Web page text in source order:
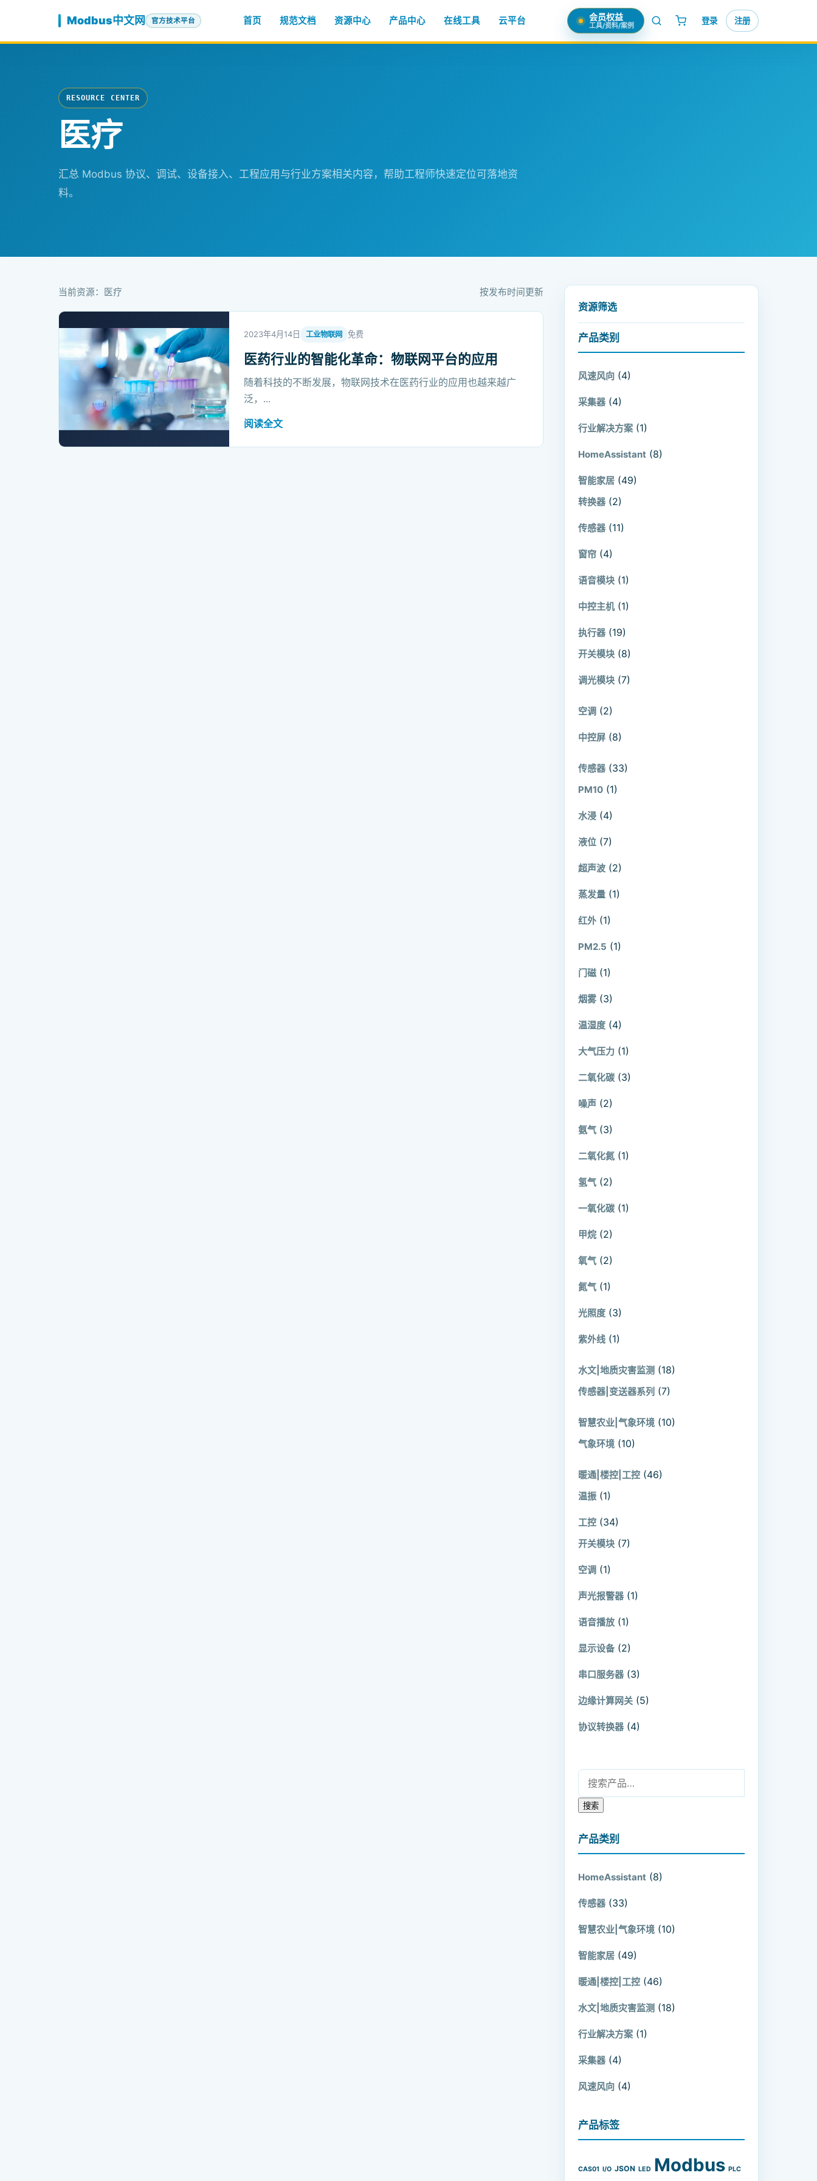
Modbus中文网 官方技术平台 首页 规范文档 资源中心 产品中心 在线工具 云平台 会员权益
工具/资料/案例 登录 注册
RESOURCE CENTER
医疗
汇总 Modbus 协议、调试、设备接入、工程应用与行业方案相关内容，帮助工程师快速定位可落地资
料。
当前资源：医疗 按发布时间更新
2023年4月14日 工业物联网 免费
医药行业的智能化革命：物联网平台的应用
随着科技的不断发展，物联网技术在医药行业的应用也越来越广
泛，...
阅读全文
资源筛选
产品类别
风速风向 (4)
采集器 (4)
行业解决方案 (1)
HomeAssistant (8)
智能家居 (49)
转换器 (2)
传感器 (11)
窗帘 (4)
语音模块 (1)
中控主机 (1)
执行器 (19)
开关模块 (8)
调光模块 (7)
空调 (2)
中控屏 (8)
传感器 (33)
PM10 (1)
水浸 (4)
液位 (7)
超声波 (2)
蒸发量 (1)
红外 (1)
PM2.5 (1)
门磁 (1)
烟雾 (3)
温湿度 (4)
大气压力 (1)
二氧化碳 (3)
噪声 (2)
氨气 (3)
二氧化氮 (1)
氢气 (2)
一氧化碳 (1)
甲烷 (2)
氧气 (2)
氮气 (1)
光照度 (3)
紫外线 (1)
水文|地质灾害监测 (18)
传感器|变送器系列 (7)
智慧农业|气象环境 (10)
气象环境 (10)
暖通|楼控|工控 (46)
温振 (1)
工控 (34)
开关模块 (7)
空调 (1)
声光报警器 (1)
语音播放 (1)
显示设备 (2)
串口服务器 (3)
边缘计算网关 (5)
协议转换器 (4)
搜索：
搜索
产品类别
HomeAssistant (8)
传感器 (33)
智慧农业|气象环境 (10)
智能家居 (49)
暖通|楼控|工控 (46)
水文|地质灾害监测 (18)
行业解决方案 (1)
采集器 (4)
风速风向 (4)
产品标签
CAS01 I/O JSON LED Modbus PLC